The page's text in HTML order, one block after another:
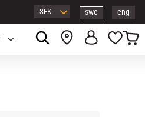
swe eng